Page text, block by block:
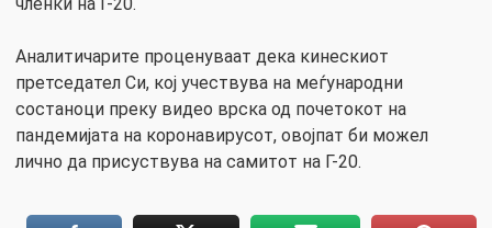
Аналитичарите проценуваат дека кинескиот
претседател Си, кој учествува на меѓународни
состаноци преку видео врска од почетокот на
пандемијата на коронавирусот, овојпат би можел
лично да присуствува на самитот на Г-20.